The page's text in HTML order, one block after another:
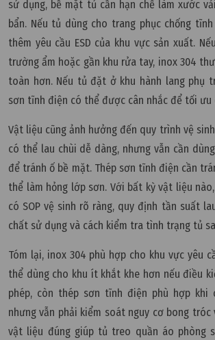
sử dụng, bề mặt tủ cần hạn chế làm xước
bẩn. Nếu tủ dùng cho trang phục chống
thêm yêu cầu ESD của khu vực sản xuất.
trường ẩm hoặc gần khu rửa tay, inox 304
toàn hơn. Nếu tủ đặt ở khu hành lang phụ
sơn tĩnh điện có thể được cân nhắc để tối ưu
Vật liệu cũng ảnh hưởng đến quy trình vệ
có thể lau chùi dễ dàng, nhưng vẫn cần
để tránh ố bề mặt. Thép sơn tĩnh điện cần
thể làm hỏng lớp sơn. Với bất kỳ vật liệu
có SOP vệ sinh rõ ràng, quy định tần suất
chất sử dụng và cách kiểm tra tình trạng tủ
Tóm lại, inox 304 phù hợp cho khu vực yêu
thể dùng cho khu ít khắt khe hơn nếu điều
phép, còn thép sơn tĩnh điện phù hợp
nhưng vẫn phải kiểm soát nguy cơ bong tróc
vật liệu đúng giúp tủ treo quần áo phòng